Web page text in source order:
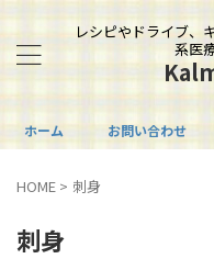
レシピやドライブ、
系医
ホーム お問い合わせ
HOME > 刺身
刺身